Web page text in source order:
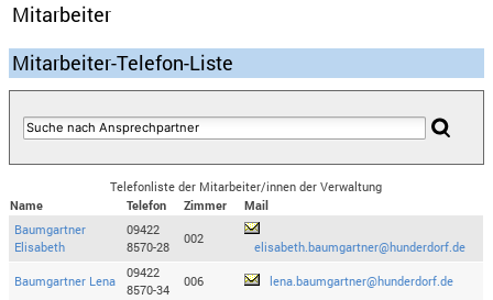
Mitarbeiter
Mitarbeiter-Telefon-Liste
Telefonliste der Mitarbeiter/innen der Verwaltung
Name
Telefon Zimmer
Mail
Baumgartner
Elisabeth
09422
8570-28
002
elisabeth.baumgartner@hunderdorf.de
Baumgartner Lena
09422
8570-34
006 lena.baumgartner@hunderdorf.de